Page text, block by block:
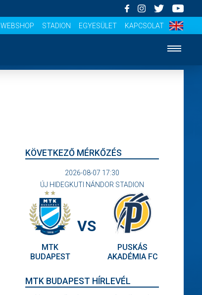
WEBSHOP STADION EGYESÜLET KAPCSOLAT
KÖVETKEZŐ MÉRKŐZÉS
2026-08-07 17:30
ÚJ HIDEGKUTI NÁNDOR STADION
MTK
BUDAPEST
VS
PUSKÁS
AKADÉMIA FC
MTK BUDAPEST HÍRLEVÉL